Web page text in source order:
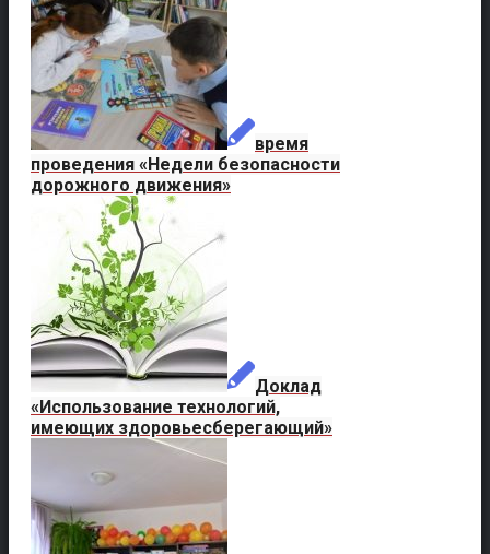
время
проведения «Недели безопасности
дорожного движения»
Доклад
«Использование технологий,
имеющих здоровьесберегающий»